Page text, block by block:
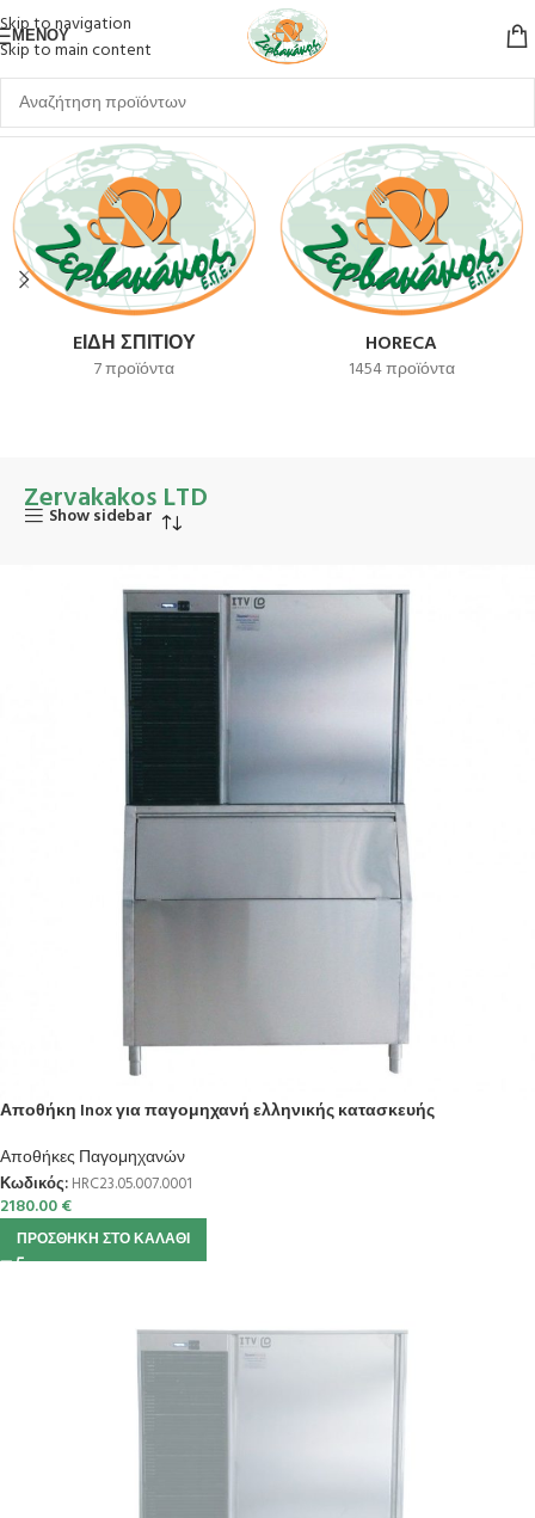
Skip to navigation
Skip to main content
ΜΕΝΟΎ
Αρχική σελίδα Zervakakos LTD
EΊΔΗ ΣΠΙΤΙΟΎ
7 προϊόντα
HORECA
1454 προϊόντα
Zervakakos LTD
Show sidebar
Αποθήκη Inox για παγομηχανή ελληνικής κατασκευής
Αποθήκες Παγομηχανών
Κωδικός: HRC23.05.007.0001
2180.00€
ΠΡΟΣΘΉΚΗ ΣΤΟ ΚΑΛΆΘΙ